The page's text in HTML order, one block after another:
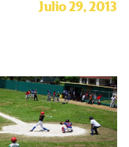
Julio 29, 2013